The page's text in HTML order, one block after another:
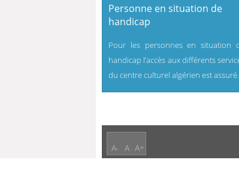
Personne en situation de
handicap
Pour les personnes en situation
handicap l’accès aux différents
du centre culturel algérien est assuré.
A- A A+